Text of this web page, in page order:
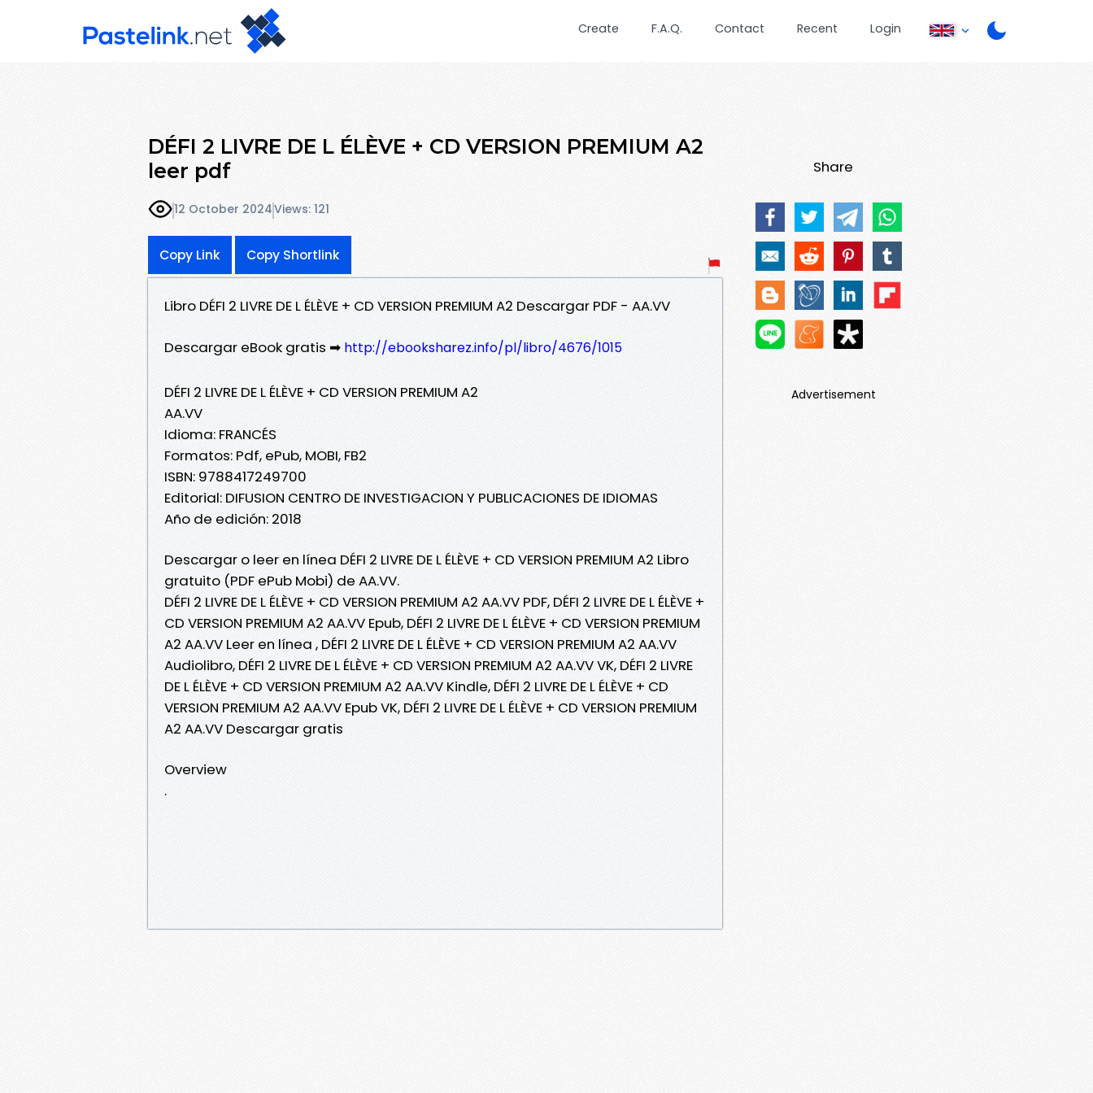
Create F.A.Q. Contact Recent Login
DÉFI 2 LIVRE DE L ÉLÈVE + CD VERSION PREMIUM A2
leer pdf
12 October 2024Views: 121
Copy Link Copy Shortlink
Libro DÉFI 2 LIVRE DE L ÉLÈVE + CD VERSION PREMIUM A2 Descargar PDF - AA.VV
Descargar eBook gratis ➡ http://ebooksharez.info/pl/libro/4676/1015
DÉFI 2 LIVRE DE L ÉLÈVE + CD VERSION PREMIUM A2
AA.VV
Idioma: FRANCÉS
Formatos: Pdf, ePub, MOBI, FB2
ISBN: 9788417249700
Editorial: DIFUSION CENTRO DE INVESTIGACION Y PUBLICACIONES DE IDIOMAS
Año de edición: 2018
Descargar o leer en línea DÉFI 2 LIVRE DE L ÉLÈVE + CD VERSION PREMIUM A2 Libro
gratuito (PDF ePub Mobi) de AA.VV.
DÉFI 2 LIVRE DE L ÉLÈVE + CD VERSION PREMIUM A2 AA.VV PDF, DÉFI 2 LIVRE DE L ÉLÈVE +
CD VERSION PREMIUM A2 AA.VV Epub, DÉFI 2 LIVRE DE L ÉLÈVE + CD VERSION PREMIUM
A2 AA.VV Leer en línea , DÉFI 2 LIVRE DE L ÉLÈVE + CD VERSION PREMIUM A2 AA.VV
Audiolibro, DÉFI 2 LIVRE DE L ÉLÈVE + CD VERSION PREMIUM A2 AA.VV VK, DÉFI 2 LIVRE
DE L ÉLÈVE + CD VERSION PREMIUM A2 AA.VV Kindle, DÉFI 2 LIVRE DE L ÉLÈVE + CD
VERSION PREMIUM A2 AA.VV Epub VK, DÉFI 2 LIVRE DE L ÉLÈVE + CD VERSION PREMIUM
A2 AA.VV Descargar gratis
Overview
.
Share
Advertisement